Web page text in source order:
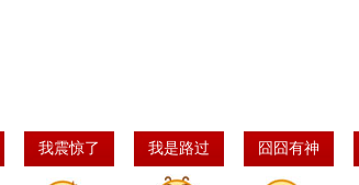
我震惊了 我是路过 囧囧有神